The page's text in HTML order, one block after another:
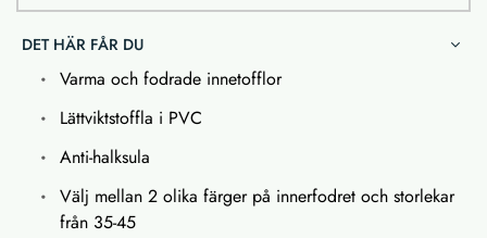
DET HÄR FÅR DU
Varma och fodrade innetofflor
Lättviktstoffla i PVC
Anti-halksula
Välj mellan 2 olika färger på innerfodret och storlekar
från 35-45